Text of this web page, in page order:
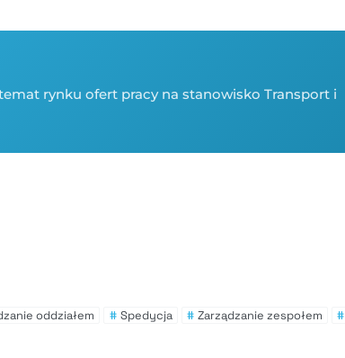
rynku ofert pracy na stanowisko Transport i
oddziałem # Spedycja # Zarządzanie zespołem #